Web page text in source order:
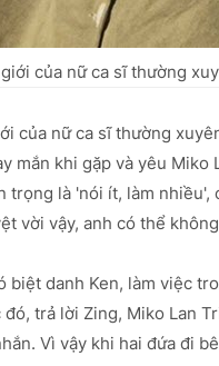
của nữ ca sĩ thường
của nữ ca sĩ thường
mắn khi gặp và yêu
trọng là 'nói ít, làm
vời vậy, anh có thể
biệt danh Ken, làm việc
trả lời Zing, Miko Lan
Vì vậy khi hai đứa đi